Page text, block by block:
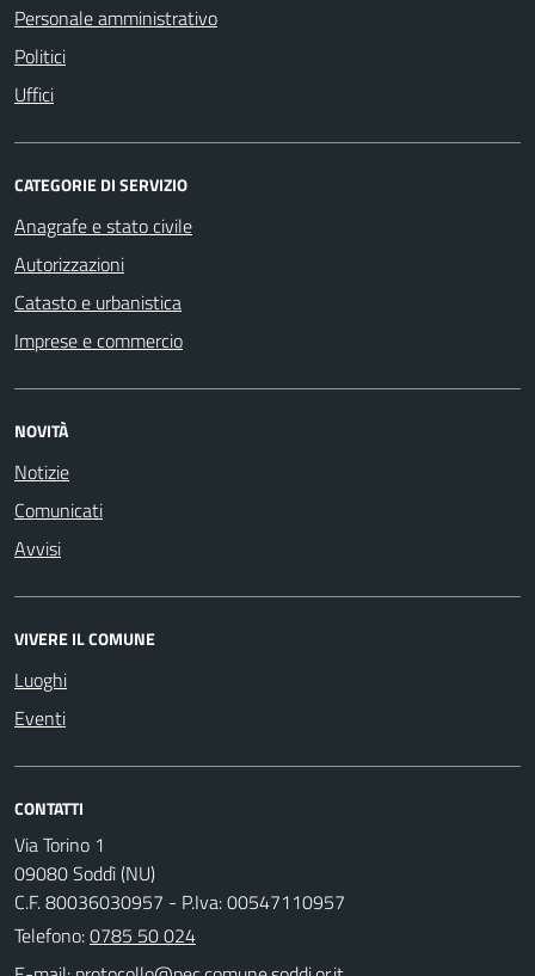
Personale amministrativo
Politici
Uffici
CATEGORIE DI SERVIZIO
Anagrafe e stato civile
Autorizzazioni
Catasto e urbanistica
Imprese e commercio
NOVITÀ
Notizie
Comunicati
Avvisi
VIVERE IL COMUNE
Luoghi
Eventi
CONTATTI
Via Torino 1
09080 Soddì (NU)
C.F. 80036030957 - P.Iva: 00547110957
Telefono:0785 50 024